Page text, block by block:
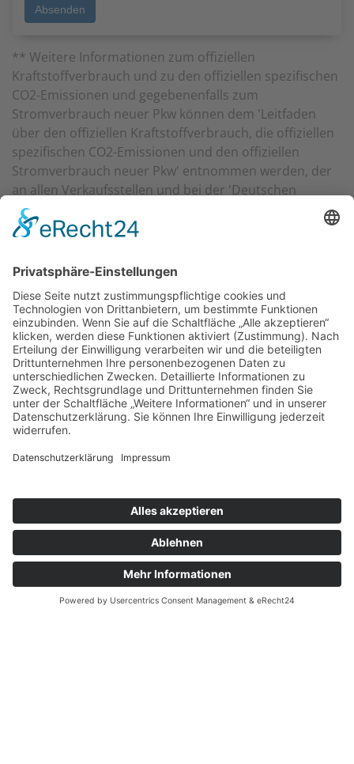
** Weitere Informationen zum offiziellen
Kraftstoffverbrauch und zu den offiziellen spezifischen
CO2-Emissionen und gegebenenfalls zum
Stromverbrauch neuer Pkw können dem 'Leitfaden
über den offiziellen Kraftstoffverbrauch, die offiziellen
spezifischen CO2-Emissionen und den offiziellen
Stromverbrauch neuer Pkw' entnommen werden, der
an allen Verkaufsstellen und bei der 'Deutschen
Automobil Treuhand GmbH' unentgeltlich erhältlich ist
unter www.dat.de.
Ludwig Gandenberger GmbH & Co KG
Bergstraße 110
D-64319 Pfungstadt
Telefon06157 94600
Fax 06157 946014
info@autohaus-gandenberger.de
Geschäftszeiten
Mo. bis Do. 7:30 bis 18:00
Fr. 7:30 bis 17:00
Sa. 9:00 bis 12:00